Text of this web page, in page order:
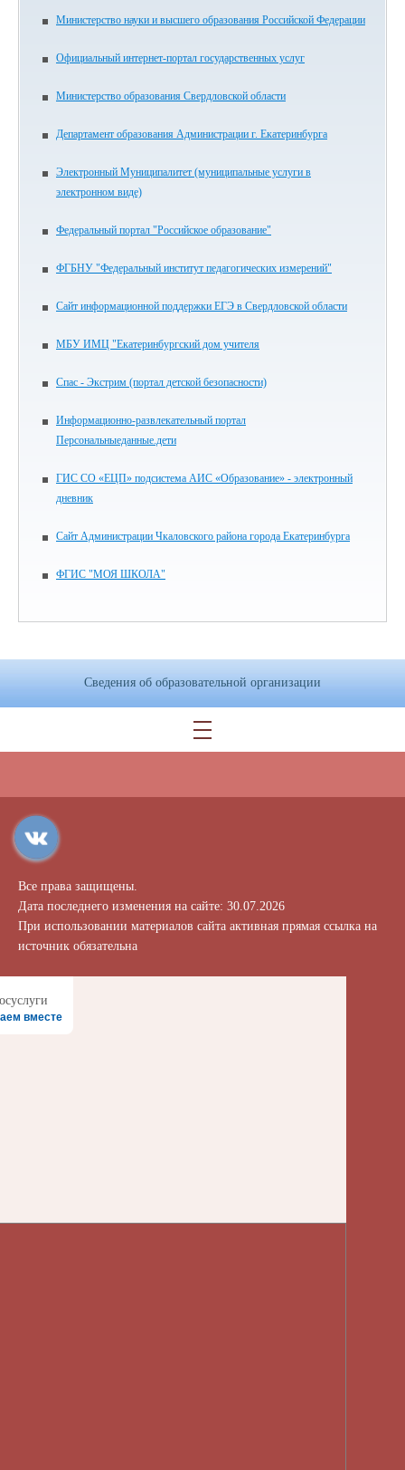
Министерство науки и высшего образования Российской Федерации
Официальный интернет-портал государственных услуг
Министерство образования Свердловской области
Департамент образования Администрации г. Екатеринбурга
Электронный Муниципалитет (муниципальные услуги в
электронном виде)
Федеральный портал "Российское образование"
ФГБНУ "Федеральный институт педагогических измерений"
Сайт информационной поддержки ЕГЭ в Свердловской области
МБУ ИМЦ "Екатеринбургский дом учителя
Спас - Экстрим (портал детской безопасности)
Информационно-развлекательный портал
Персональныеданные.дети
ГИС СО «ЕЦП» подсистема АИС «Образование» - электронный
дневник
Сайт Администрации Чкаловского района города Екатеринбурга
ФГИС "МОЯ ШКОЛА"
Сведения об образовательной организации
Все права защищены.
Дата последнего изменения на сайте: 30.07.2026
При использовании материалов сайта активная прямая ссылка на
источник обязательна
вместе